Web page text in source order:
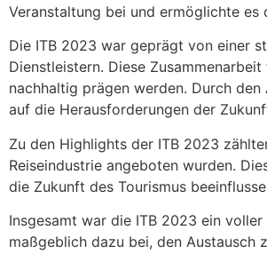
Veranstaltung bei und ermöglichte es
Die ITB 2023 war geprägt von einer
Dienstleistern. Diese
nachhaltig prägen werden. Durch
auf die Herausforderungen der
Zu den Highlights der ITB 2023
Reiseindustrie angeboten wurden.
die Zukunft des Tourismus
Insgesamt war die ITB 2023 ein
maßgeblich dazu bei, den Austausch